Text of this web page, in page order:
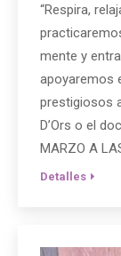
“Respira,
mente y
apoyaremos
prestigiosos
D’Ors o el
MARZO A
Detalles